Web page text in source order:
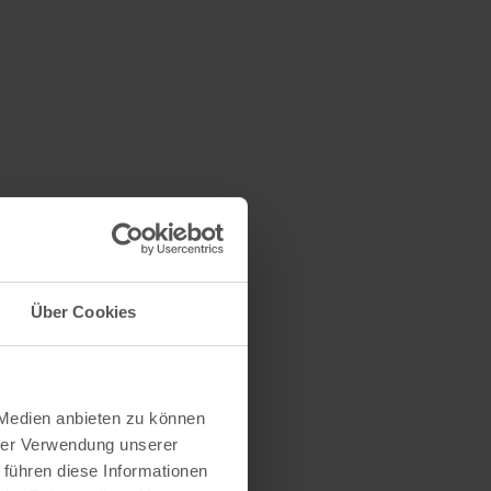
Über Cookies
anbieten zu können
Verwendung unserer
diese Informationen